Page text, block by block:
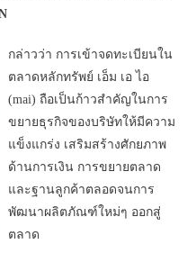
กล่าวว่า การเข้าจดทะเบียนใน
ตลาดหลักทรัพย์ เอ็ม เอ ไอ
(mai) ถือเป็นก้าวสำคัญในการ
ขยายธุรกิจของบริษัทให้มีความ
แข็งแกร่ง เสริมสร้างศักยภาพ
ด้านการเงิน การขยายตลาด
และฐานลูกค้าตลอดจนการ
พัฒนาผลิตภัณฑ์ใหม่ๆ ออกสู่
ตลาด